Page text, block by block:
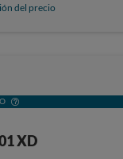
del precio
XD